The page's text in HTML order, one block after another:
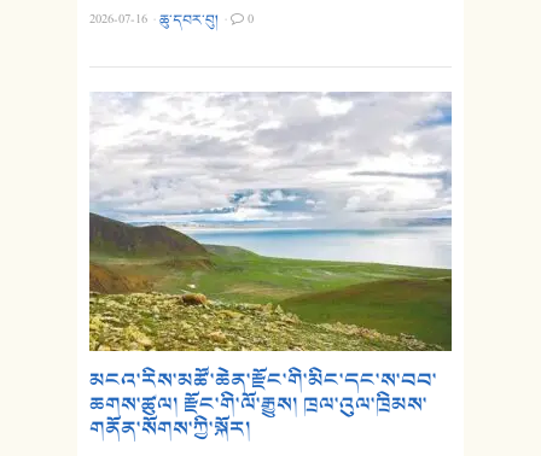
2026-07-16 ·ཆུ་དབར་བུ། · 0
མངའ་རིས་མཚོ་ཆེན་རྫོང་གི་མིང་དང་ས་བབ་
ཆགས་ཚུལ། རྫོང་གི་ལོ་རྒྱུས། ཁྲལ་འུལ་ཁྲིམས་
གནོན་སོགས་ཀྱི་སྐོར།